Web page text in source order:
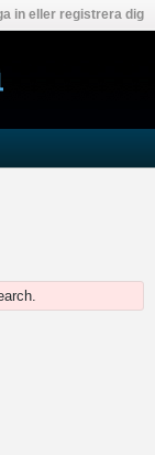
in eller registrera dig